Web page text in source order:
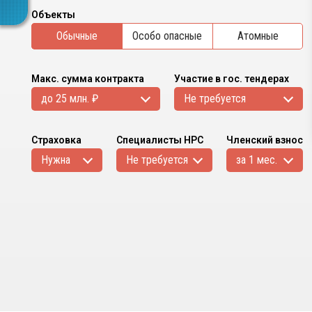
Объекты
Обычные Особо опасные Атомные
Макс. сумма контракта
до 25 млн. ₽
Участие в гос. тендерах
Не требуется
Страховка
Нужна
Специалисты НРС
Не требуется
Членский взнос
за 1 мес.